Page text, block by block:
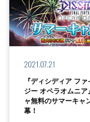
2021.07.21
『ディシディア フ
ジー オペラオムニ
ャ無料のサマーキャ
幕！